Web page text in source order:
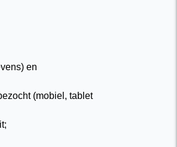
en
(mobiel, tablet